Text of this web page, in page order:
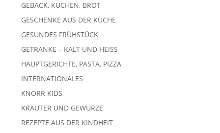
GEBÄCK, KUCHEN, BROT
GESCHENKE AUS DER KÜCHE
GESUNDES FRÜHSTÜCK
GETRÄNKE – KALT UND HEISS
HAUPTGERICHTE, PASTA, PIZZA
INTERNATIONALES
KNORR KIDS
KRÄUTER UND GEWÜRZE
REZEPTE AUS DER KINDHEIT